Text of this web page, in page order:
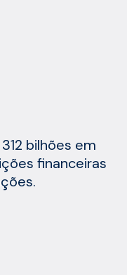
bilhões em
financeiras